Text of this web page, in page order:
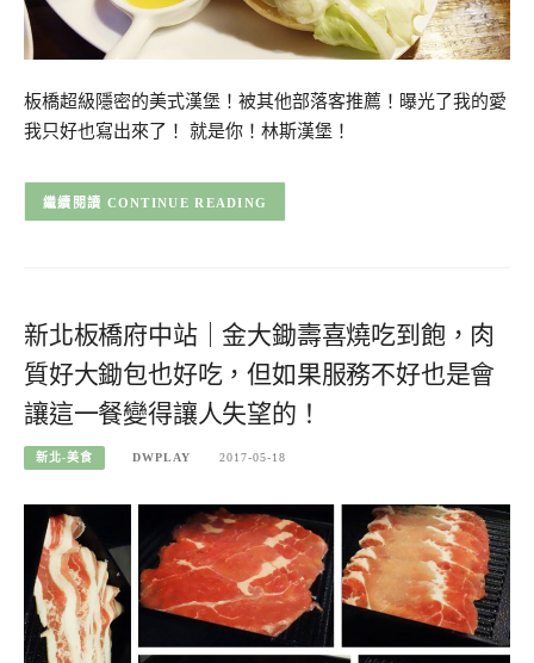
板橋超級隱密的美式漢堡！被其他部落客推薦！曝光了我的愛
我只好也寫出來了！ 就是你！林斯漢堡！
CONTINUE READING
新北板橋府中站｜金大鋤壽喜燒吃到飽，肉
質好大鋤包也好吃，但如果服務不好也是會
讓這一餐變得讓人失望的！
新北-美食 DWPLAY 2017-05-18